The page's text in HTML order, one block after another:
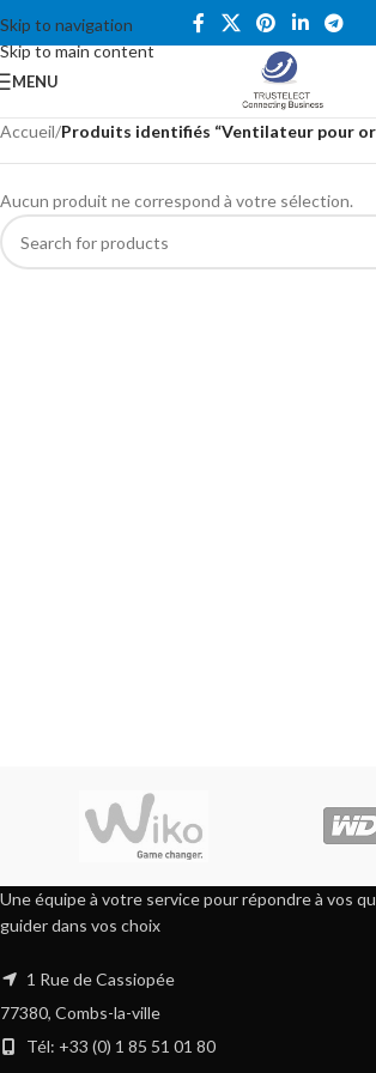
Skip to navigation
Skip to main content
MENU
Accueil/Produits identifiés “Ventilateur pour
Aucun produit ne correspond à votre sélection.
Une équipe à votre service pour répondre à vos
guider dans vos choix
1 Rue de Cassiopée
77380, Combs-la-ville
Tél: +33 (0) 1 85 51 01 80